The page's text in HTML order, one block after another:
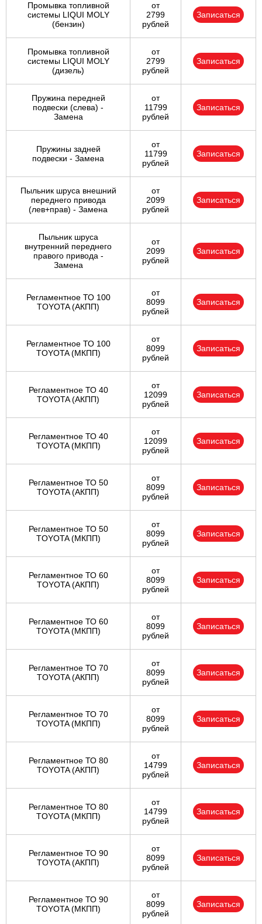
Промывка топливной
системы LIQUI MOLY
(бензин)
от
2799
рублей
Записаться
Промывка топливной
системы LIQUI MOLY
(дизель)
от
2799
рублей
Записаться
Пружина передней
подвески (слева) -
Замена
от
11799
рублей
Записаться
Пружины задней
подвески - Замена
от
11799
рублей
Записаться
Пыльник шруса внешний
переднего привода
(лев+прав) - Замена
от
2099
рублей
Записаться
Пыльник шруса
внутренний переднего
правого привода -
Замена
от
2099
рублей
Записаться
Регламентное ТО 100
TOYOTA (АКПП)
от
8099
рублей
Записаться
Регламентное ТО 100
TOYOTA (МКПП)
от
8099
рублей
Записаться
Регламентное ТО 40
TOYOTA (АКПП)
от
12099
рублей
Записаться
Регламентное ТО 40
TOYOTA (МКПП)
от
12099
рублей
Записаться
Регламентное ТО 50
TOYOTA (АКПП)
от
8099
рублей
Записаться
Регламентное ТО 50
TOYOTA (МКПП)
от
8099
рублей
Записаться
Регламентное ТО 60
TOYOTA (АКПП)
от
8099
рублей
Записаться
Регламентное ТО 60
TOYOTA (МКПП)
от
8099
рублей
Записаться
Регламентное ТО 70
TOYOTA (АКПП)
от
8099
рублей
Записаться
Регламентное ТО 70
TOYOTA (МКПП)
от
8099
рублей
Записаться
Регламентное ТО 80
TOYOTA (АКПП)
от
14799
рублей
Записаться
Регламентное ТО 80
TOYOTA (МКПП)
от
14799
рублей
Записаться
Регламентное ТО 90
TOYOTA (АКПП)
от
8099
рублей
Записаться
Регламентное ТО 90
TOYOTA (МКПП)
от
8099
рублей
Записаться